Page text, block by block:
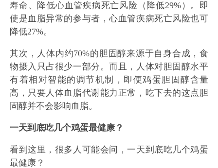
寿命、降低心血管疾病死亡风险（降低29%）。即
使是血脂异常的参与者，心血管疾病死亡风险也可
降低27%。
其次，人体内约70%的胆固醇来源于自身合成，食
物摄入只占很少一部分。而且，人体对胆固醇水平
有着相对智能的调节机制，即便鸡蛋胆固醇含量
高，只要人体血脂代谢能力正常，吃下去的这点胆
固醇并不会影响血脂。
一天到底吃几个鸡蛋最健康？
看到这里，很多人可能会问，一天到底吃几个鸡蛋
最健康？